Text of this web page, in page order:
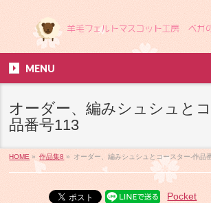
MENU
オーダー、編みシュシュと
品番号113
HOME » 作品集8 » オーダー、編みシュシュとコースター-作品
Pocket